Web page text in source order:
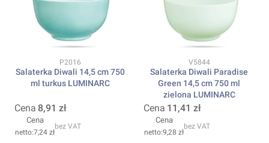
Kod produktu
P2016
Salaterka Diwali 14,5 cm 750
ml turkus LUMINARC
Cena 8,91 zł
Cena
7,24 zł
bez VAT
Kod produktu
V5844
Salaterka Diwali Paradise
Green 14,5 cm 750 ml
zielona LUMINARC
Cena 11,41 zł
Cena
9,28 zł
bez VAT